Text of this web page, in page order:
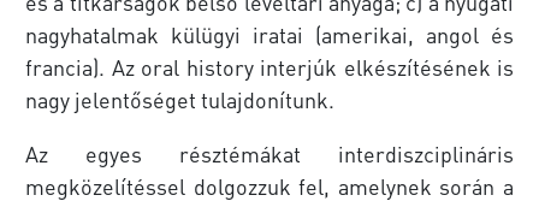
nagyhatalmak külügyi iratai (amerikai, angol és
francia). Az oral history interjúk elkészítésének is
nagy jelentőséget tulajdonítunk.
Az egyes résztémákat interdiszciplináris
megközelítéssel dolgozzuk fel, amelynek során a